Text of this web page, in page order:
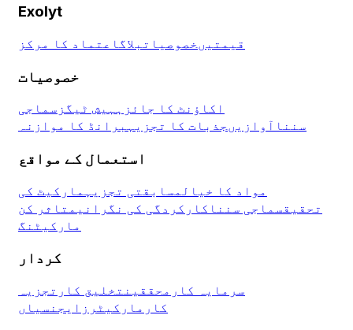
Exolyt
قیمتیںخصوصیاتبلاگاعتماد کا مرکز
خصوصیات
اکاؤنٹ کا جائزہہیش ٹیگز سماجی
سننا آوازیںجذبات کا تجزیہبرانڈ کا موازنہ
استعمال کے مواقع
مواد کا خیالمسابقتی تجزیہمارکیٹ کی
تحقیقسماجی سننا کارکردگی کی نگرانیمتاثر کن
مارکیٹنگ
کردار
سرمایہ کار محققینتخلیق کار تجزیہ
کار مارکیٹرز ایجنسیاں